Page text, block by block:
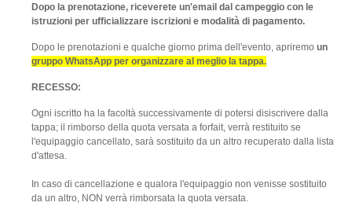
Dopo la prenotazione, riceverete un'email dal campeggio con le
istruzioni per ufficializzare iscrizioni e modalità di pagamento.
Dopo le prenotazioni e qualche giorno prima dell'evento, apriremo un
gruppo WhatsApp per organizzare al meglio la tappa.
RECESSO:
Ogni iscritto ha la facoltà successivamente di potersi disiscrivere dalla
tappa; il rimborso della quota versata a forfait, verrà restituito se
l'equipaggio cancellato, sarà sostituito da un altro recuperato dalla lista
d'attesa.
In caso di cancellazione e qualora l'equipaggio non venisse sostituito
da un altro, NON verrà rimborsata la quota versata.